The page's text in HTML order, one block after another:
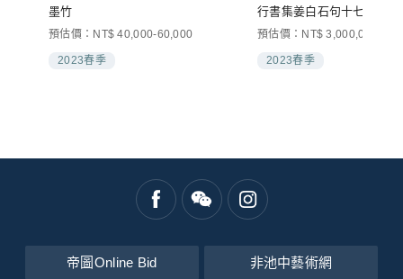
墨竹
預估價：NT$ 40,000-60,000
2023春季
行書集姜白石句十七言聯
預估價：NT$ 3,000,000-
2023春季
帝圖Online Bid 非池中藝術網